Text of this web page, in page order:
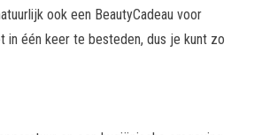
ook een BeautyCadeau voor
in één keer te besteden, dus je kunt zo